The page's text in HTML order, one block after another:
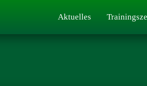
Aktuelles